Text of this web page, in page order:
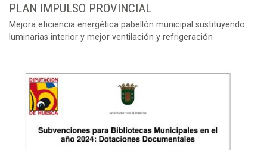
PLAN IMPULSO PROVINCIAL
Mejora eficiencia energética pabellón municipal sustituyendo
luminarias interior y mejor ventilación y refrigeración